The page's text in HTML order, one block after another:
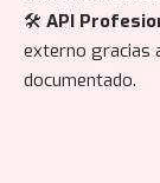
🛠️ API
externo gracias
documentado.